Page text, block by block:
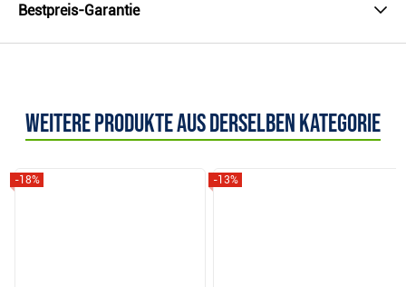
Bestpreis-Garantie
Weitere Produkte aus derselben Kategorie
-18% -13%